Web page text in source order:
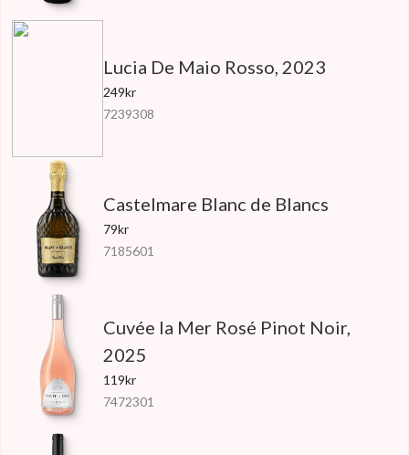
Lucia De Maio Rosso, 2023
249kr
7239308
Castelmare Blanc de Blancs
79kr
7185601
Cuvée la Mer Rosé Pinot Noir,
2025
119kr
7472301